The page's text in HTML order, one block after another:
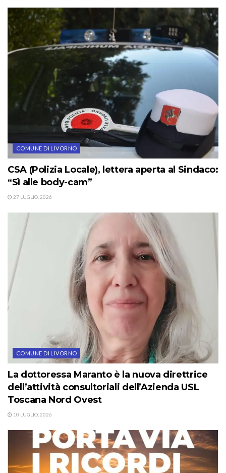
COMUNE DI LIVORNO
CSA (Polizia Locale), lettera aperta al Sindaco:
“Sì alle body-cam”
27 LUGLIO, 2026
COMUNE DI LIVORNO
La dottoressa Maranto è la nuova direttrice
dell’attività consultoriali dell’Azienda USL
Toscana Nord Ovest
10 LUGLIO, 2026